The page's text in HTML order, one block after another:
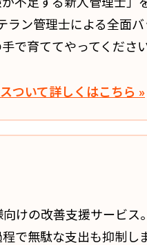
ラン管理士による全面
で育ててやってください
ついて詳しくはこちら »
けの改善支援サービス
で無駄な支出も抑制し